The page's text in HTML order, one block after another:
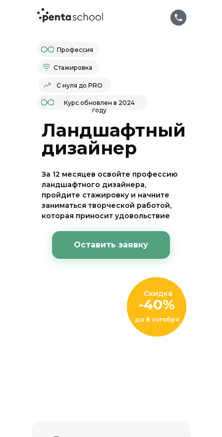
Скидка
до 8 октября
-40%
Профессия
Курс обновлен в 2024
году
Стажировка
Ландшафтный
дизайнер
За 12 месяцев освойте профессию
ландшафтного дизайнера,
пройдите стажировку и начните
заниматься творческой работой,
которая приносит удовольствие
Оставить заявку
С нуля до PRO